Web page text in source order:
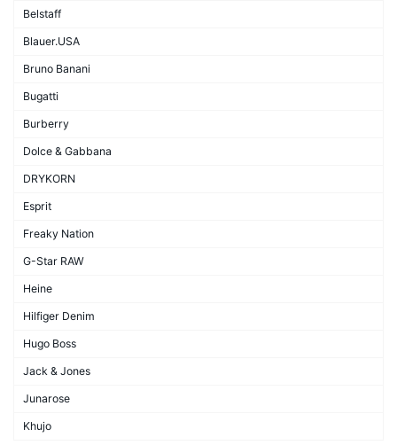
Belstaff
Blauer.USA
Bruno Banani
Bugatti
Burberry
Dolce & Gabbana
DRYKORN
Esprit
Freaky Nation
G-Star RAW
Heine
Hilfiger Denim
Hugo Boss
Jack & Jones
Junarose
Khujo